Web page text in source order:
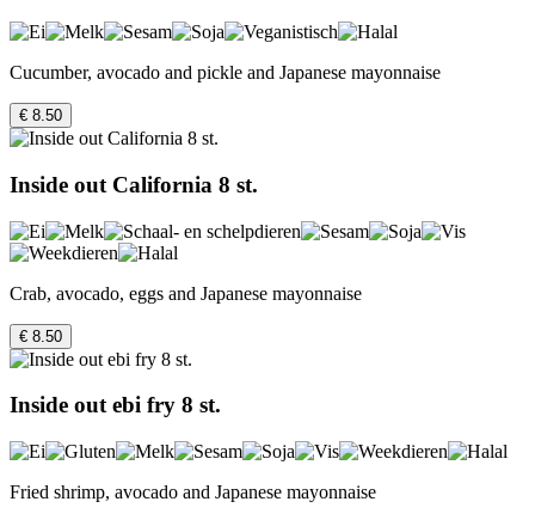
Cucumber, avocado and pickle and Japanese mayonnaise
€ 8.50
Inside out California 8 st.
Crab, avocado, eggs and Japanese mayonnaise
€ 8.50
Inside out ebi fry 8 st.
Fried shrimp, avocado and Japanese mayonnaise